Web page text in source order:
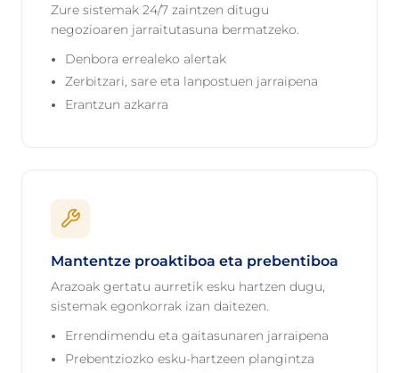
Zure sistemak 24/7 zaintzen ditugu
negozioaren jarraitutasuna bermatzeko.
Denbora errealeko alertak
Zerbitzari, sare eta lanpostuen jarraipena
Erantzun azkarra
Mantentze proaktiboa eta prebentiboa
Arazoak gertatu aurretik esku hartzen dugu,
sistemak egonkorrak izan daitezen.
Errendimendu eta gaitasunaren jarraipena
Prebentziozko esku-hartzeen plangintza